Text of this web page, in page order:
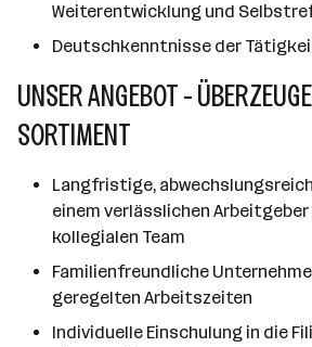
Weiterentwicklung und
Deutschkenntnisse der
UNSER ANGEBOT -
SORTIMENT
Langfristige,
einem verlässlichen Arbeitgeber
kollegialen Team
Familienfreundliche
geregelten Arbeitszeiten
Individuelle Einschulung in die